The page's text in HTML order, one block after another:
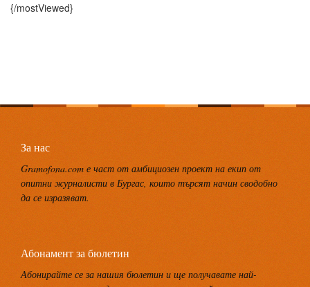
{/mostViewed}
За нас
Gramofona.com е част от амбициозен проект на екип от
опитни журналисти в Бургас, които търсят начин сводобно
да се изразяват.
Абонамент за бюлетин
Абонирайте се за нашия бюлетин и ще получавате най-